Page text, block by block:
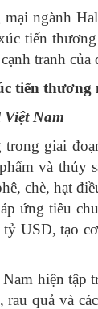
ngành
tiến
tranh
tiến
Nam
giai
và thủy
chè, hạt
ứng tiêu
USD, tạo
hiện
quả và